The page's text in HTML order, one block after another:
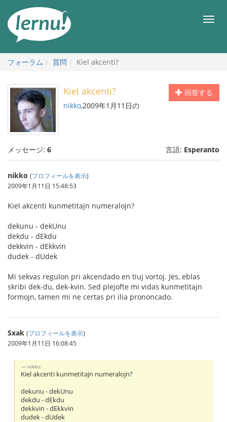
メ
フォーラム
質問 Kiel akcenti?
回答する
Kiel akcenti?
nikko,2009年1月11日の
メッセージ: 6 言語: Esperanto
nikko (プロフィールを表示)
2009年1月11日 15:48:53
Kiel akcenti kunmetitajn numeralojn?
dekunu - dekUnu
dekdu - dEkdu
dekkvin - dEkkvin
dudek - dUdek
Mi sekvas regulon pri akcendado en tiuj vortoj. Jes, eblas
skribi dek-du, dek-kvin. Sed plejofte mi vidas kunmetitajn
formojn, tamen mi ne certas pri ilia prononcado.
Sxak (プロフィールを表示)
2009年1月11日 16:08:45
nikko:
Kiel akcenti kunmetitajn numeralojn?
dekunu - dekUnu
dekdu - dEkdu
dekkvin - dEkkvin
dudek - dUdek